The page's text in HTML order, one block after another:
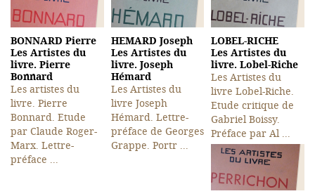
BONNARD Pierre
Les Artistes du
livre. Pierre
Bonnard
Les artistes du
livre. Pierre
Bonnard. Etude
par Claude Roger-
Marx. Lettre-
préface ...
HEMARD Joseph
Les Artistes du
livre. Joseph
Hémard
Les Artistes du
livre Joseph
Hémard. Lettre-
préface de Georges
Grappe. Portr ...
LOBEL-RICHE
Les Artistes du
livre. Lobel-Riche
Les Artistes du
livre Lobel-Riche.
Etude critique de
Gabriel Boissy.
Préface par Al ...